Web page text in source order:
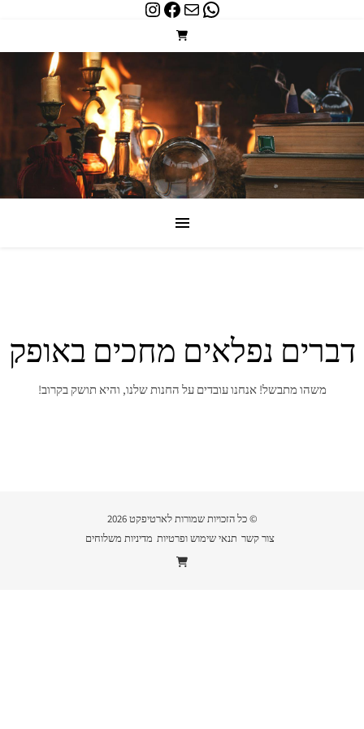
WhatsApp
Mail
Facebook
Instagram
דברים נפלאים מחכים באופק
משהו מתבשל! אנחנו עובדים על החנות שלנו, והיא תושק בקרוב!
© כל הזכויות שמורות לארטיפקט 2026
צור קשר תנאי שימוש ופרטיות מדיניות משלוחים